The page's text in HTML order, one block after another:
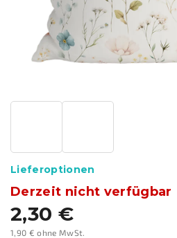
2,30 €
1,90 € ohne MwSt.
Derzeit nicht verfügbar
Lieferoptionen